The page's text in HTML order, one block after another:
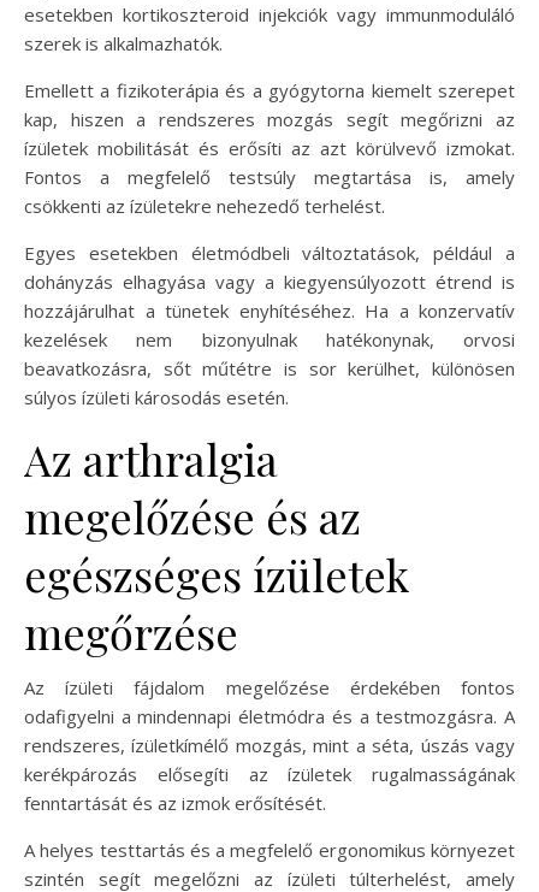
esetekben kortikoszteroid injekciók vagy immunmoduláló
szerek is alkalmazhatók.
Emellett a fizikoterápia és a gyógytorna kiemelt szerepet
kap, hiszen a rendszeres mozgás segít megőrizni az
ízületek mobilitását és erősíti az azt körülvevő izmokat.
Fontos a megfelelő testsúly megtartása is, amely
csökkenti az ízületekre nehezedő terhelést.
Egyes esetekben életmódbeli változtatások, például a
dohányzás elhagyása vagy a kiegyensúlyozott étrend is
hozzájárulhat a tünetek enyhítéséhez. Ha a konzervatív
kezelések nem bizonyulnak hatékonynak, orvosi
beavatkozásra, sőt műtétre is sor kerülhet, különösen
súlyos ízületi károsodás esetén.
Az arthralgia
megelőzése és az
egészséges ízületek
megőrzése
Az ízületi fájdalom megelőzése érdekében fontos
odafigyelni a mindennapi életmódra és a testmozgásra. A
rendszeres, ízületkímélő mozgás, mint a séta, úszás vagy
kerékpározás elősegíti az ízületek rugalmasságának
fenntartását és az izmok erősítését.
A helyes testtartás és a megfelelő ergonomikus környezet
szintén segít megelőzni az ízületi túlterhelést, amely